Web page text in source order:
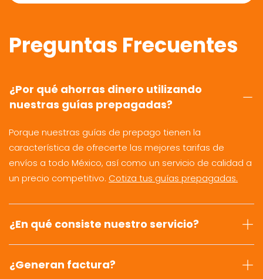
Preguntas Frecuentes
¿Por qué ahorras dinero utilizando
nuestras guías prepagadas?
Porque nuestras guías de prepago tienen la
característica de ofrecerte las mejores tarifas de
envíos a todo México, así como un servicio de calidad a
un precio competitivo. Cotiza tus guías prepagadas.
¿En qué consiste nuestro servicio?
¿Generan factura?